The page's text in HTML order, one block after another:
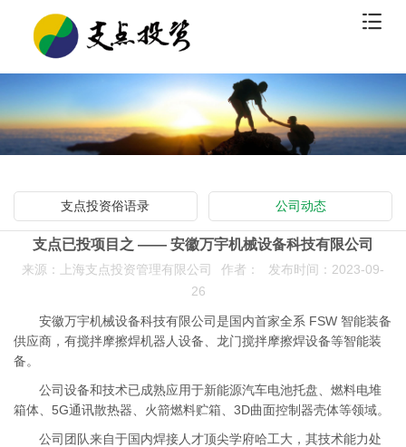
公司动态
支点投资俗语录
支点已投项目之 —— 安徽万宇机械设备科技有限公司
来源：上海支点投资管理有限公司 作者：
发布时间：2023-09-
26
安徽万宇机械设备科技有限公司是国内首家全系 FSW 智能装备
供应商，有搅拌摩擦焊机器人设备、龙门搅拌摩擦焊设备等智能装
备。
公司设备和技术已成熟应用于新能源汽车电池托盘、燃料电堆
箱体、5G通讯散热器、火箭燃料贮箱、3D曲面控制器壳体等领域。
公司团队来自于国内焊接人才顶尖学府哈工大，其技术能力处